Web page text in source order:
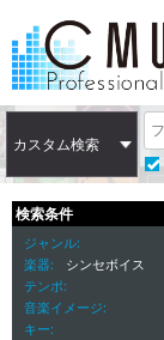
カスタム検索
検索条件
ジャンル
楽器
シンセボイス
テンポ
音楽イメージ
キー